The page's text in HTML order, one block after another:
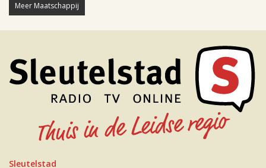
Meer Maatschappij
Sleutelstad